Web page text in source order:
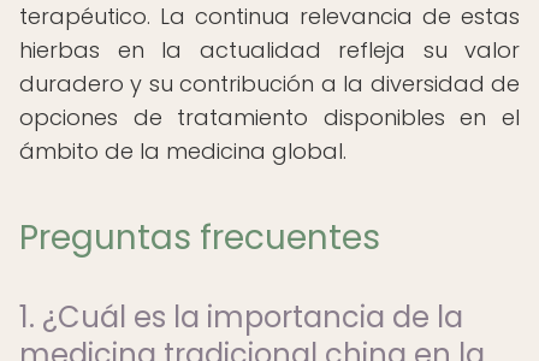
terapéutico. La continua relevancia de estas
hierbas en la actualidad refleja su valor
duradero y su contribución a la diversidad de
opciones de tratamiento disponibles en el
ámbito de la medicina global.
Preguntas frecuentes
1. ¿Cuál es la importancia de la